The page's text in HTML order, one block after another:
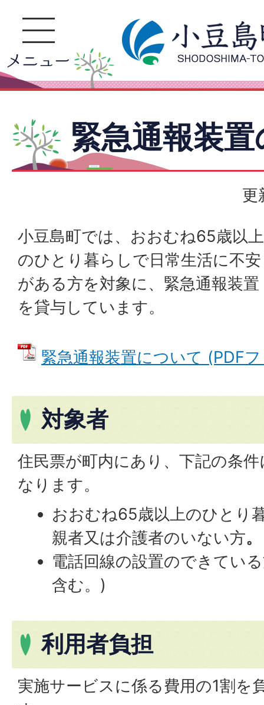
緊急通報装
更
小豆島町では、おおむね65歳以上
のひとり暮らしで日常生活に不安
がある方を対象に、緊急通報装置
を貸与しています。
緊急通報装置について (PDF
対象者
住民票が町内にあり、下記の条
なります。
おおむね65歳以上のひとり
親者又は介護者のいない方。
電話回線の設置のできてい
含む。)
利用者負担
実施サービスに係る費用の1割を